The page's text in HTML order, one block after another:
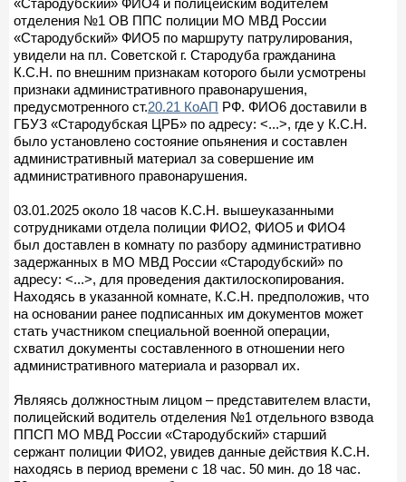
отделения №1 ОВ ППС полиции МО МВД России
«Стародубский» ФИО5 по маршруту патрулирования,
увидели на пл. Советской г. Стародуба гражданина
К.С.Н. по внешним признакам которого были усмотрены
признаки административного правонарушения,
предусмотренного ст.20.21 КоАП РФ. ФИО6 доставили в
ГБУЗ «Стародубская ЦРБ» по адресу: <...>, где у К.С.Н.
было установлено состояние опьянения и составлен
административный материал за совершение им
административного правонарушения.
03.01.2025 около 18 часов К.С.Н. вышеуказанными
сотрудниками отдела полиции ФИО2, ФИО5 и ФИО4
был доставлен в комнату по разбору административно
задержанных в МО МВД России «Стародубский» по
адресу: <...>, для проведения дактилоскопирования.
Находясь в указанной комнате, К.С.Н. предположив, что
на основании ранее подписанных им документов может
стать участником специальной военной операции,
схватил документы составленного в отношении него
административного материала и разорвал их.
Являясь должностным лицом – представителем власти,
полицейский водитель отделения №1 отдельного взвода
ППСП МО МВД России «Стародубский» старший
сержант полиции ФИО2, увидев данные действия К.С.Н.
находясь в период времени с 18 час. 50 мин. до 18 час.